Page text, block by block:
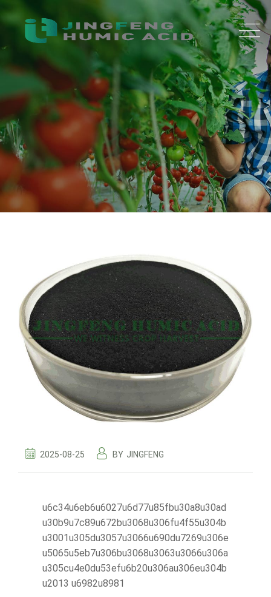
2025-08-25 BY JINGFENG
u6c34u6eb6u6027u6d77u85fbu30a8u30ad
u30b9u7c89u672bu3068u306fu4f55u304b
u3001u305du3057u3066u690du7269u306e
u5065u5eb7u306bu3068u3063u3066u306a
u305cu4e0du53efu6b20u306au306eu304b
u2013 u6982u8981